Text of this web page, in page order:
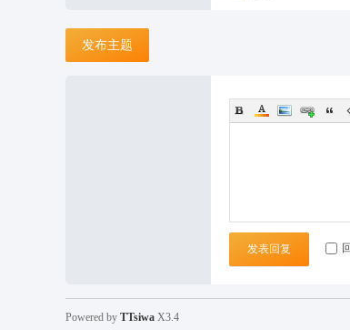
发布主题
发表回复
Powered by TTsiwa X3.4